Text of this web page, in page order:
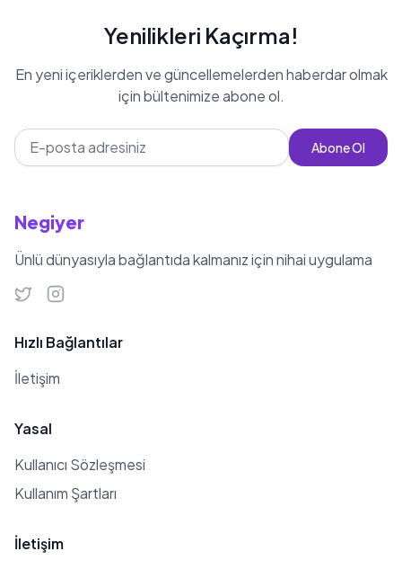
Yenilikleri Kaçırma!
En yeni içeriklerden ve güncellemelerden haberdar olmak
için bültenimize abone ol.
Abone Ol
Negiyer
Ünlü dünyasıyla bağlantıda kalmanız için nihai uygulama
Hızlı Bağlantılar
İletişim
Yasal
Kullanıcı Sözleşmesi
Kullanım Şartları
İletişim